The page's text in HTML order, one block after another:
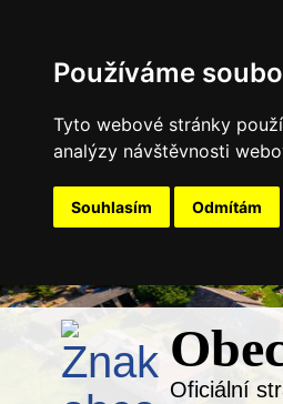
Používáme
Tyto webové stránky
analýzy návštěvnosti
Souhlasím Odmítám
Oficiální